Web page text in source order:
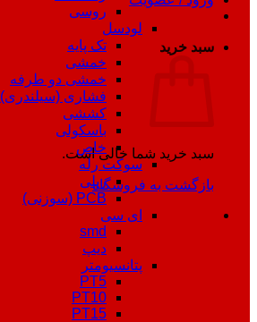
سبد خرید
سبد خرید شما خالی است.
بازگشت به فروشگاه
روسی
لودسل
تک پایه
خمشی
خمشی دو طرفه
فشاری (سیلندری)
کششی
باسکولی
خاص
سوکت رله
ریلی
PCB (سوزنی)
ای سی
smd
دیپ
پتانسیومتر
PT5
PT10
PT15